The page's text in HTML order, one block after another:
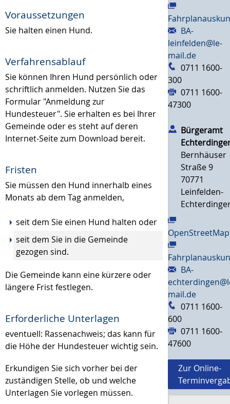
Voraussetzungen
Sie halten einen Hund.
Verfahrensablauf
Sie können Ihren Hund persönlich oder
schriftlich anmelden. Nutzen Sie das
Formular "Anmeldung zur
Hundesteuer". Sie erhalten es bei Ihrer
Gemeinde oder es steht auf deren
Internet-Seite zum Download bereit.
Fristen
Sie müssen den Hund innerhalb eines
Monats ab dem Tag anmelden,
seit dem Sie einen Hund halten oder
seit dem Sie in die Gemeinde
gezogen sind.
Die Gemeinde kann eine kürzere oder
längere Frist festlegen.
Erforderliche Unterlagen
eventuell: Rassenachweis; das kann für
die Höhe der Hundesteuer wichtig sein.
Erkundigen Sie sich vorher bei der
zuständigen Stelle, ob und welche
Unterlagen Sie vorlegen müssen.
BA-
leinfelden@le-
mail.de
0711 1600-
300
0711 1600-
47300
Bürgeramt
Bernhäuser
Straße 9
70771
Leinfelden-
OpenStreetMap
BA-
mail.de
0711 1600-
600
0711 1600-
47600
Zur Online-